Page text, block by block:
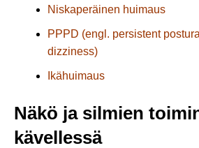
Niskaperäinen huimaus
PPPD (engl. persistent
dizziness)
Ikähuimaus
Näkö ja silmien
kävellessä